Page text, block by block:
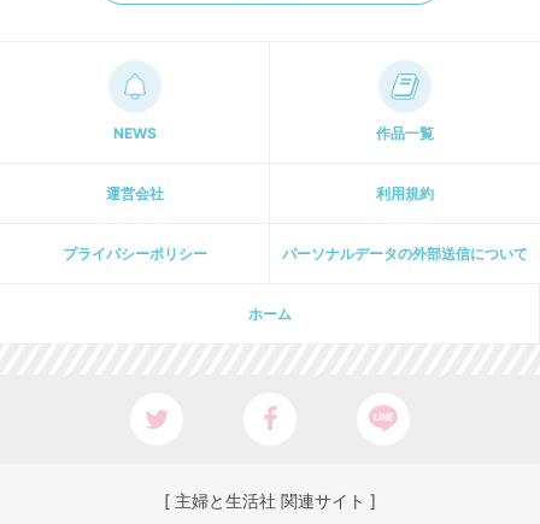
NEWS 作品一覧
運営会社 利用規約
プライパシーポリシー パーソナルデータの外部送信について
ホーム
[ 主婦と生活社 関連サイト ]